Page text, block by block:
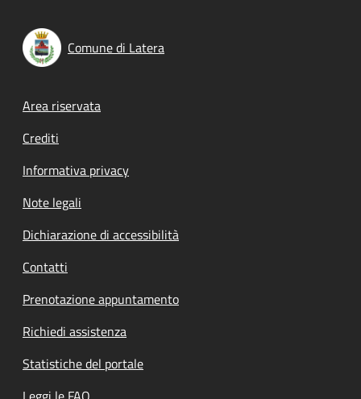
Comune di Latera
Footer menu
Area riservata
Crediti
Informativa privacy
Note legali
Dichiarazione di accessibilità
Contatti
Prenotazione appuntamento
Richiedi assistenza
Statistiche del portale